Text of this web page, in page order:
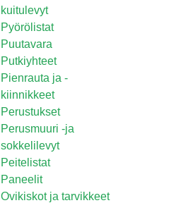
kuitulevyt
Pyörölistat
Puutavara
Putkiyhteet
Pienrauta ja -
kiinnikkeet
Perustukset
Perusmuuri -ja
sokkelilevyt
Peitelistat
Paneelit
Ovikiskot ja tarvikkeet